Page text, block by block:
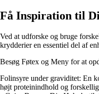
Få Inspiration til
Ved at udforske og bruge
krydderier en essentiel del af
Besøg Føtex og Meny for at
Folinsyre under graviditet: En
højt proteinindhold og